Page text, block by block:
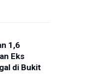
1,6
Eks
di Bukit